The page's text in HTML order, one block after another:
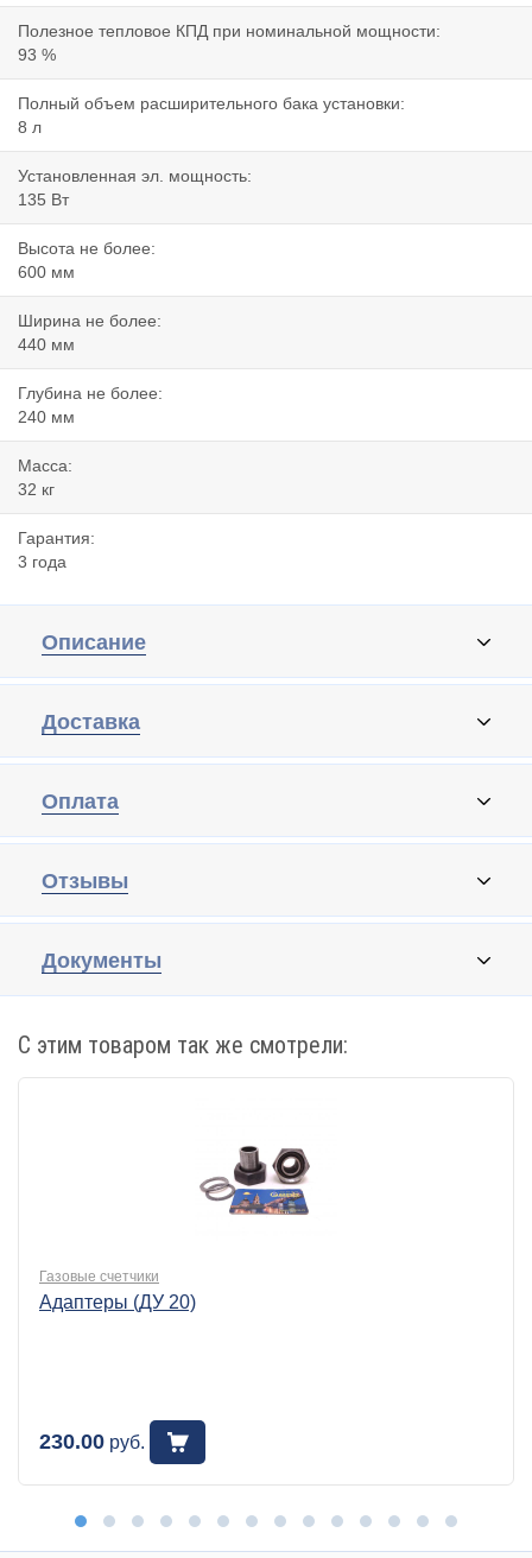
Полезное тепловое КПД при номинальной мощности:
93 %
Полный объем расширительного бака установки:
8 л
Установленная эл. мощность:
135 Вт
Высота не более:
600 мм
Ширина не более:
440 мм
Глубина не более:
240 мм
Масса:
32 кг
Гарантия:
3 года
Описание
Доставка
Оплата
Отзывы
Документы
С этим товаром так же смотрели:
Газовые счетчики
Адаптеры (ДУ 20)
230.00 руб.